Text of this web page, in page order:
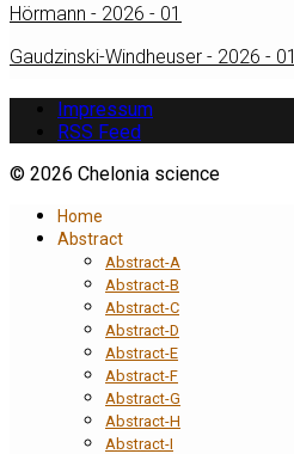
Hörmann - 2026 - 01
Gaudzinski-Windheuser - 2026 - 01
Impressum
RSS Feed
© 2026 Chelonia science
Home
Abstract
Abstract-A
Abstract-B
Abstract-C
Abstract-D
Abstract-E
Abstract-F
Abstract-G
Abstract-H
Abstract-I